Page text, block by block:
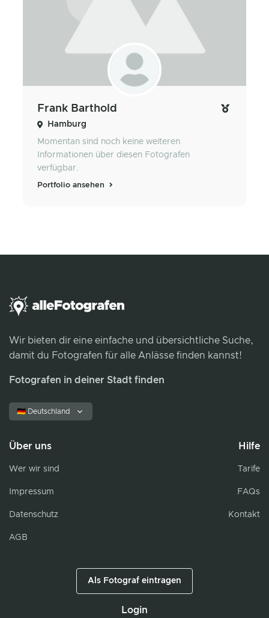
Frank Barthold
Hamburg
Momentan sind noch keine weiteren
Informationen über diesen Fotografen
verfügbar.
Portfolio ansehen
Wir bieten dir eine einfache und übersichtliche Suche,
damit du Fotografen für alle Anlässe finden kannst!
Fotografen in deiner Stadt finden
🇩🇪 Deutschland
Über uns
Wer wir sind
Impressum
Datenschutz
AGB
Hilfe
Tarife
FAQs
Kontakt
Als Fotograf eintragen
Login